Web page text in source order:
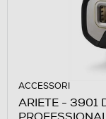
ACCESSORI
ARIETE - 3901